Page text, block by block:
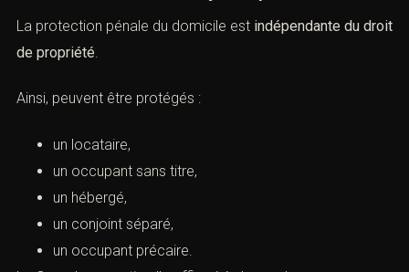
B. Indifférence du titre juridique
droit de propriété.
Ainsi, peuvent être protégés :
un locataire,
un occupant sans titre,
un conjoint séparé,